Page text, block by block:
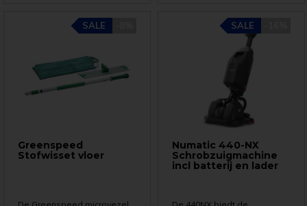
Greenspeed
Stofwisset vloer
SALE
SALE
Numatic 440-NX
Schrobzuigmachine
incl batterij en lader
SALE
SALE